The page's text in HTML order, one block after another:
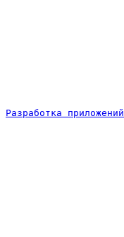
Разработка приложений